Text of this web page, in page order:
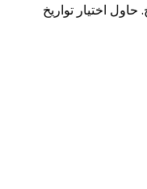
حاول اختيار تواريخ